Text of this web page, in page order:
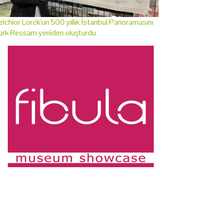
Lorck'un 500 yıllık İstanbul Panoramasını
Ressam yeniden oluşturdu